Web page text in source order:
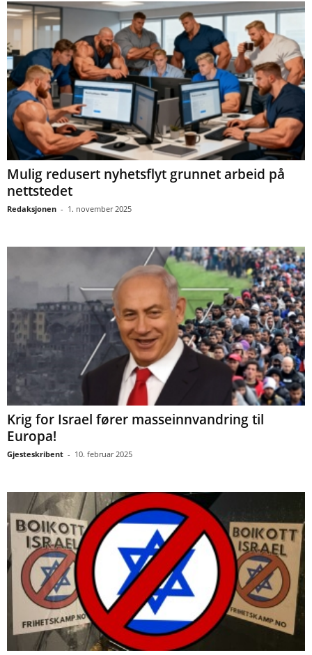
Mulig redusert nyhetsflyt grunnet arbeid på
nettstedet
Redaksjonen - 1. november 2025
Krig for Israel fører masseinnvandring til
Europa!
Gjesteskribent - 10. februar 2025